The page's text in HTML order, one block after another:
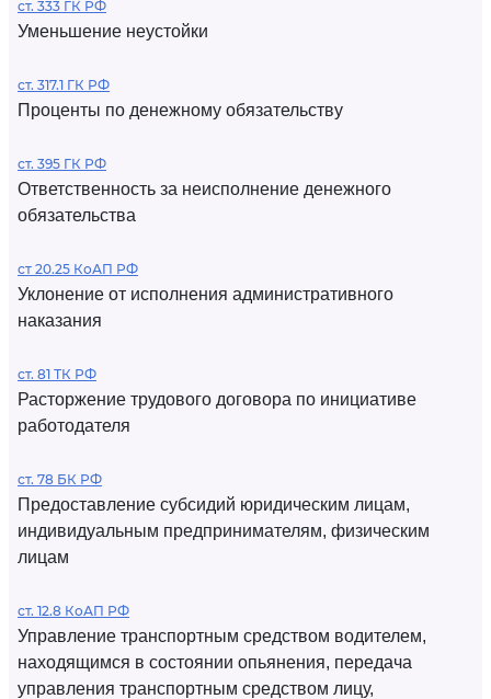
ст. 333 ГК РФ
Уменьшение неустойки
ст. 317.1 ГК РФ
Проценты по денежному обязательству
ст. 395 ГК РФ
Ответственность за неисполнение денежного
обязательства
ст 20.25 КоАП РФ
Уклонение от исполнения административного
наказания
ст. 81 ТК РФ
Расторжение трудового договора по инициативе
работодателя
ст. 78 БК РФ
Предоставление субсидий юридическим лицам,
индивидуальным предпринимателям, физическим
лицам
ст. 12.8 КоАП РФ
Управление транспортным средством водителем,
находящимся в состоянии опьянения, передача
управления транспортным средством лицу,